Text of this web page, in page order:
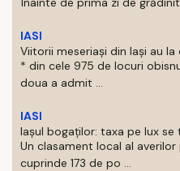
IASI
Viitorii meseriași din Iași au
* din cele 975 de locuri
doua a admit ...
IASI
Iașul bogaților: taxa pe lux
Un clasament local al
cuprinde 173 de po ...